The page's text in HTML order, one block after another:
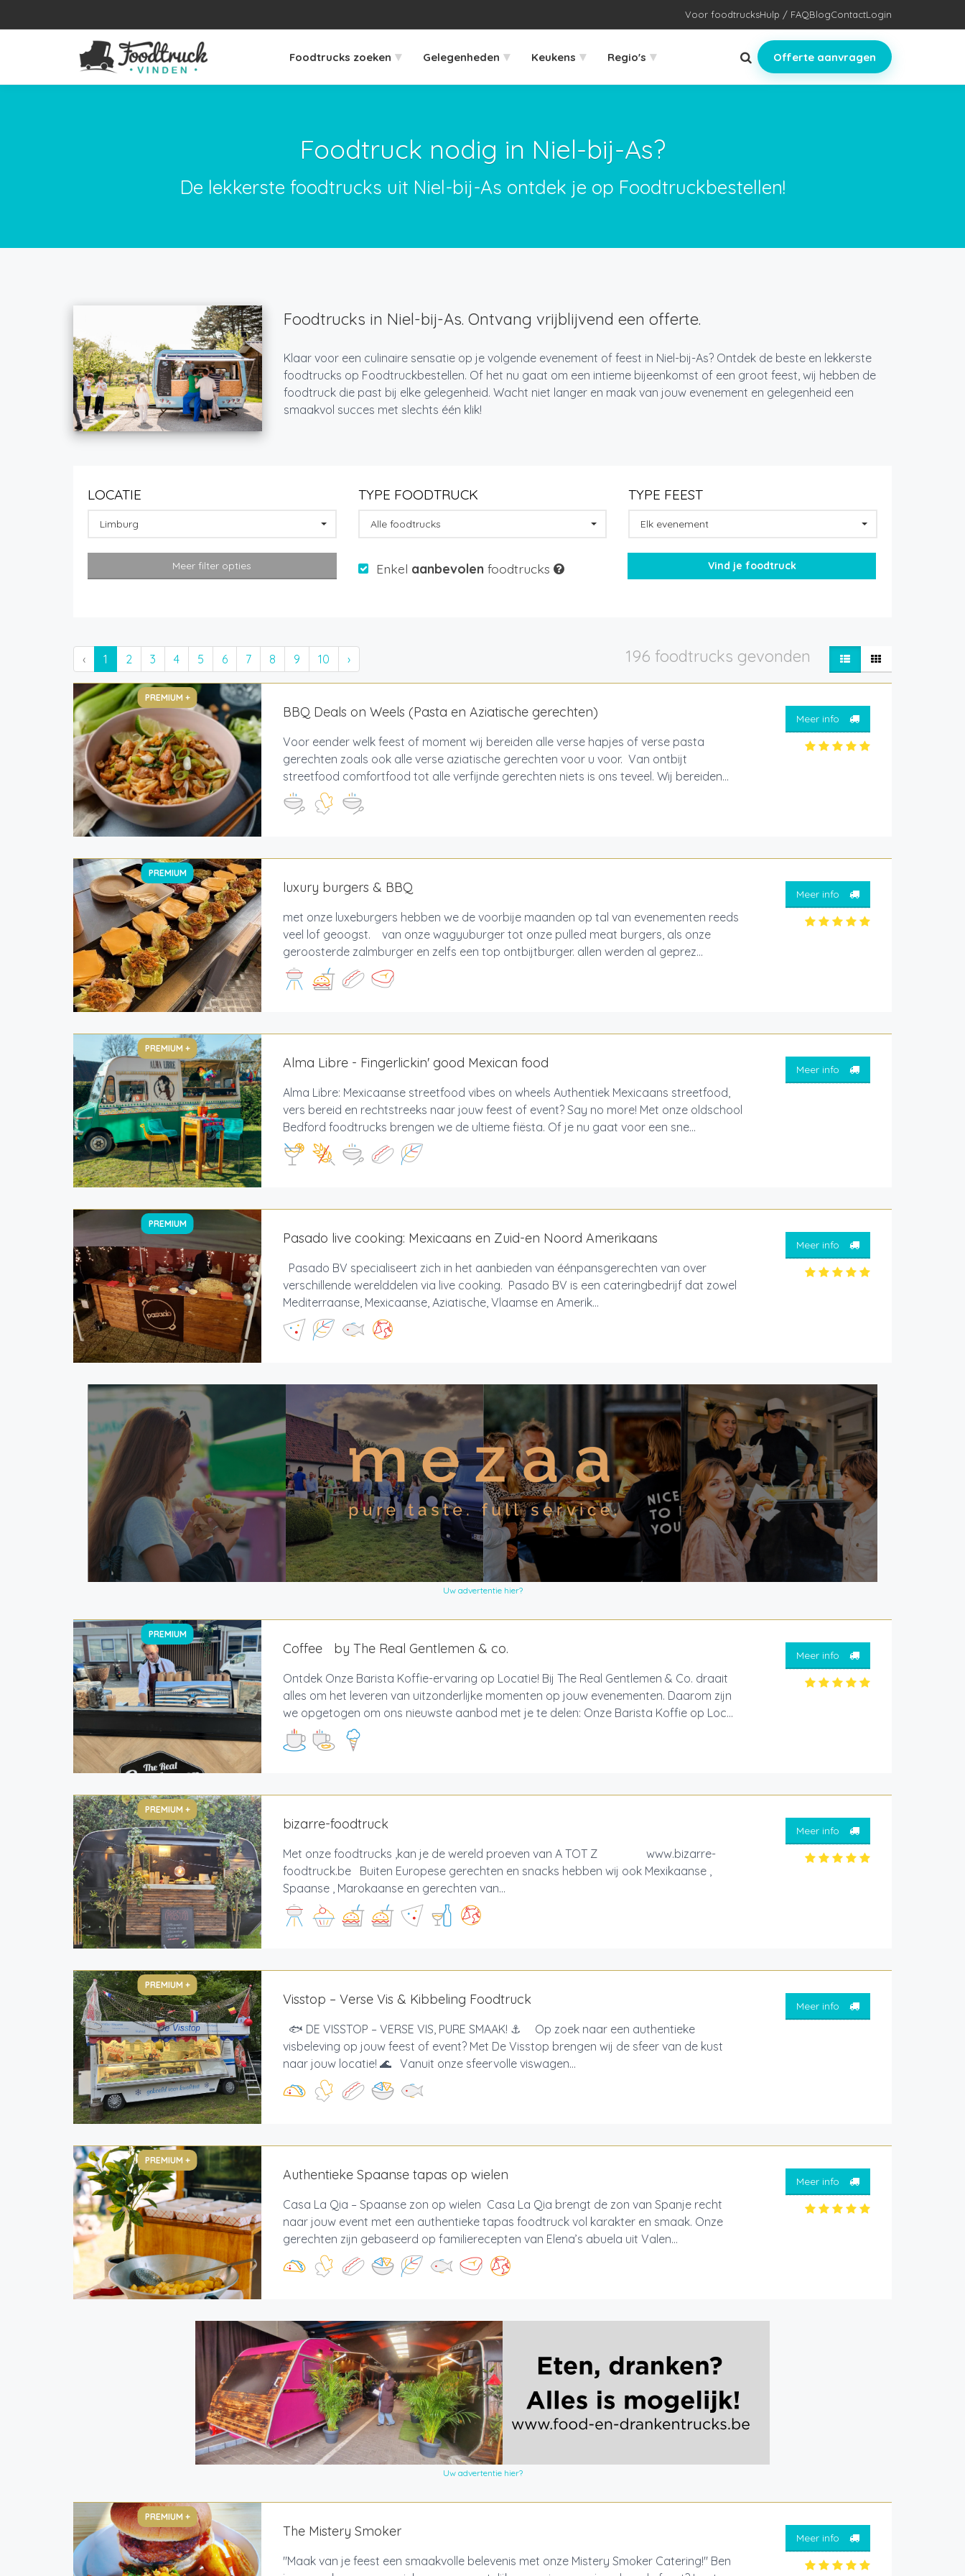
Voor foodtrucksHulp / FAQBlogContactLogin
Foodtrucks zoeken ▾ Gelegenheden ▾ Keukens ▾ Regio's ▾ Offerte aanvragen
Foodtruck nodig in Niel-bij-As?
De lekkerste foodtrucks uit Niel-bij-As ontdek je op Foodtruckbestellen!
Foodtrucks in Niel-bij-As. Ontvang vrijblijvend een offerte.
Klaar voor een culinaire sensatie op je volgende evenement of feest in Niel-bij-As? Ontdek de beste en lekkerste
foodtrucks op Foodtruckbestellen. Of het nu gaat om een intieme bijeenkomst of een groot feest, wij hebben de
foodtruck die past bij elke gelegenheid. Wacht niet langer en maak van jouw evenement en gelegenheid een
smaakvol succes met slechts één klik!
LOCATIE
Limburg
TYPE FOODTRUCK
Alle foodtrucks
TYPE FEEST
Elk evenement
Meer filter opties Enkel aanbevolen foodtrucks
‹ 1 2 3 4 5 6 7 8 9 10 › 196 foodtrucks gevonden
PREMIUM +
BBQ Deals on Weels (Pasta en Aziatische gerechten)
Voor eender welk feest of moment wij bereiden alle verse hapjes of verse pasta
gerechten zoals ook alle verse aziatische gerechten voor u voor. Van ontbijt
streetfood comfortfood tot alle verfijnde gerechten niets is ons teveel. Wij bereiden...
Meer info
PREMIUM
luxury burgers & BBQ
met onze luxeburgers hebben we de voorbije maanden op tal van evenementen reeds
veel lof geoogst. van onze wagyuburger tot onze pulled meat burgers, als onze
geroosterde zalmburger en zelfs een top ontbijtburger. allen werden al geprez...
Meer info
PREMIUM +
Alma Libre - Fingerlickin' good Mexican food
Alma Libre: Mexicaanse streetfood vibes on wheels Authentiek Mexicaans streetfood,
vers bereid en rechtstreeks naar jouw feest of event? Say no more! Met onze oldschool
Bedford foodtrucks brengen we de ultieme fiësta. Of je nu gaat voor een sne...
Meer info
PREMIUM
Pasado live cooking: Mexicaans en Zuid-en Noord Amerikaans
Pasado BV specialiseert zich in het aanbieden van éénpansgerechten van over
verschillende werelddelen via live cooking. Pasado BV is een cateringbedrijf dat zowel
Mediterraanse, Mexicaanse, Aziatische, Vlaamse en Amerik...
Meer info
Uw advertentie hier?
PREMIUM
Coffee by The Real Gentlemen & co.
Ontdek Onze Barista Koffie-ervaring op Locatie! Bij The Real Gentlemen & Co. draait
alles om het leveren van uitzonderlijke momenten op jouw evenementen. Daarom zijn
we opgetogen om ons nieuwste aanbod met je te delen: Onze Barista Koffie op Loc...
Meer info
PREMIUM +
bizarre-foodtruck
Met onze foodtrucks ,kan je de wereld proeven van A TOT Z www.bizarre-
foodtruck.be Buiten Europese gerechten en snacks hebben wij ook Mexikaanse ,
Spaanse , Marokaanse en gerechten van...
Meer info
PREMIUM +
Visstop – Verse Vis & Kibbeling Foodtruck
🐟 DE VISSTOP – VERSE VIS, PURE SMAAK! ⚓ Op zoek naar een authentieke
visbeleving op jouw feest of event? Met De Visstop brengen wij de sfeer van de kust
naar jouw locatie! 🌊 Vanuit onze sfeervolle viswagen...
Meer info
PREMIUM +
Authentieke Spaanse tapas op wielen
Casa La Qia – Spaanse zon op wielen Casa La Qia brengt de zon van Spanje recht
naar jouw event met een authentieke tapas foodtruck vol karakter en smaak. Onze
gerechten zijn gebaseerd op familierecepten van Elena’s abuela uit Valen...
Meer info
Uw advertentie hier?
PREMIUM +
The Mistery Smoker
"Maak van je feest een smaakvolle belevenis met onze Mistery Smoker Catering!" Ben
Meer info